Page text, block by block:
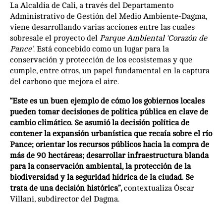
La Alcaldía de Cali, a través del Departamento
Administrativo de Gestión del Medio Ambiente-Dagma,
viene desarrollando varias acciones entre las cuales
sobresale el proyecto del Parque Ambiental ‘Corazón de
Pance’. Está concebido como un lugar para la
conservación y protección de los ecosistemas y que
cumple, entre otros, un papel fundamental en la captura
del carbono que mejora el aire.
“Este es un buen ejemplo de cómo los gobiernos locales
pueden tomar decisiones de política pública en clave de
cambio climático. Se asumió la decisión política de
contener la expansión urbanística que recaía sobre el río
Pance; orientar los recursos públicos hacia la compra de
más de 90 hectáreas; desarrollar infraestructura blanda
para la conservación ambiental, la protección de la
biodiversidad y la seguridad hídrica de la ciudad. Se
trata de una decisión histórica”,contextualiza Óscar
Villani, subdirector del Dagma.